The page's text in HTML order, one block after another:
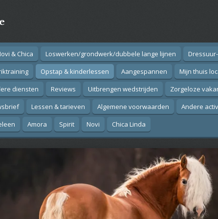
& Chica Loswerken/grondwerk/dubbele lange lijnen
Opstap & kinderlessen Aangespannen Mijn thuis
diensten Reviews Uitbrengen wedstrijden Zorgeloze
Lessen & tarieven Algemene voorwaarden Andere
Amora Spirit Novi Chica Linda